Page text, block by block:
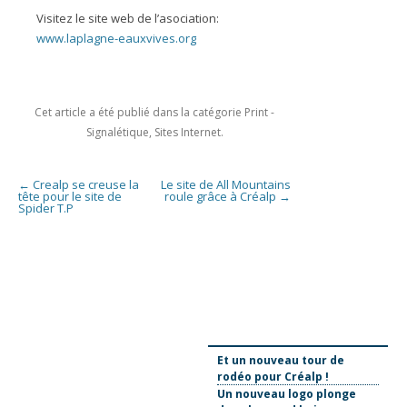
Visitez le site web de l’asociation:
www.laplagne-eauxvives.org
Cet article a été publié dans la catégorie Print -
Signalétique, Sites Internet.
Navigation des articles
← Crealp se creuse la
tête pour le site de
Spider T.P
Le site de All Mountains
roule grâce à Créalp →
Et un nouveau tour de
rodéo pour Créalp !
Un nouveau logo plonge